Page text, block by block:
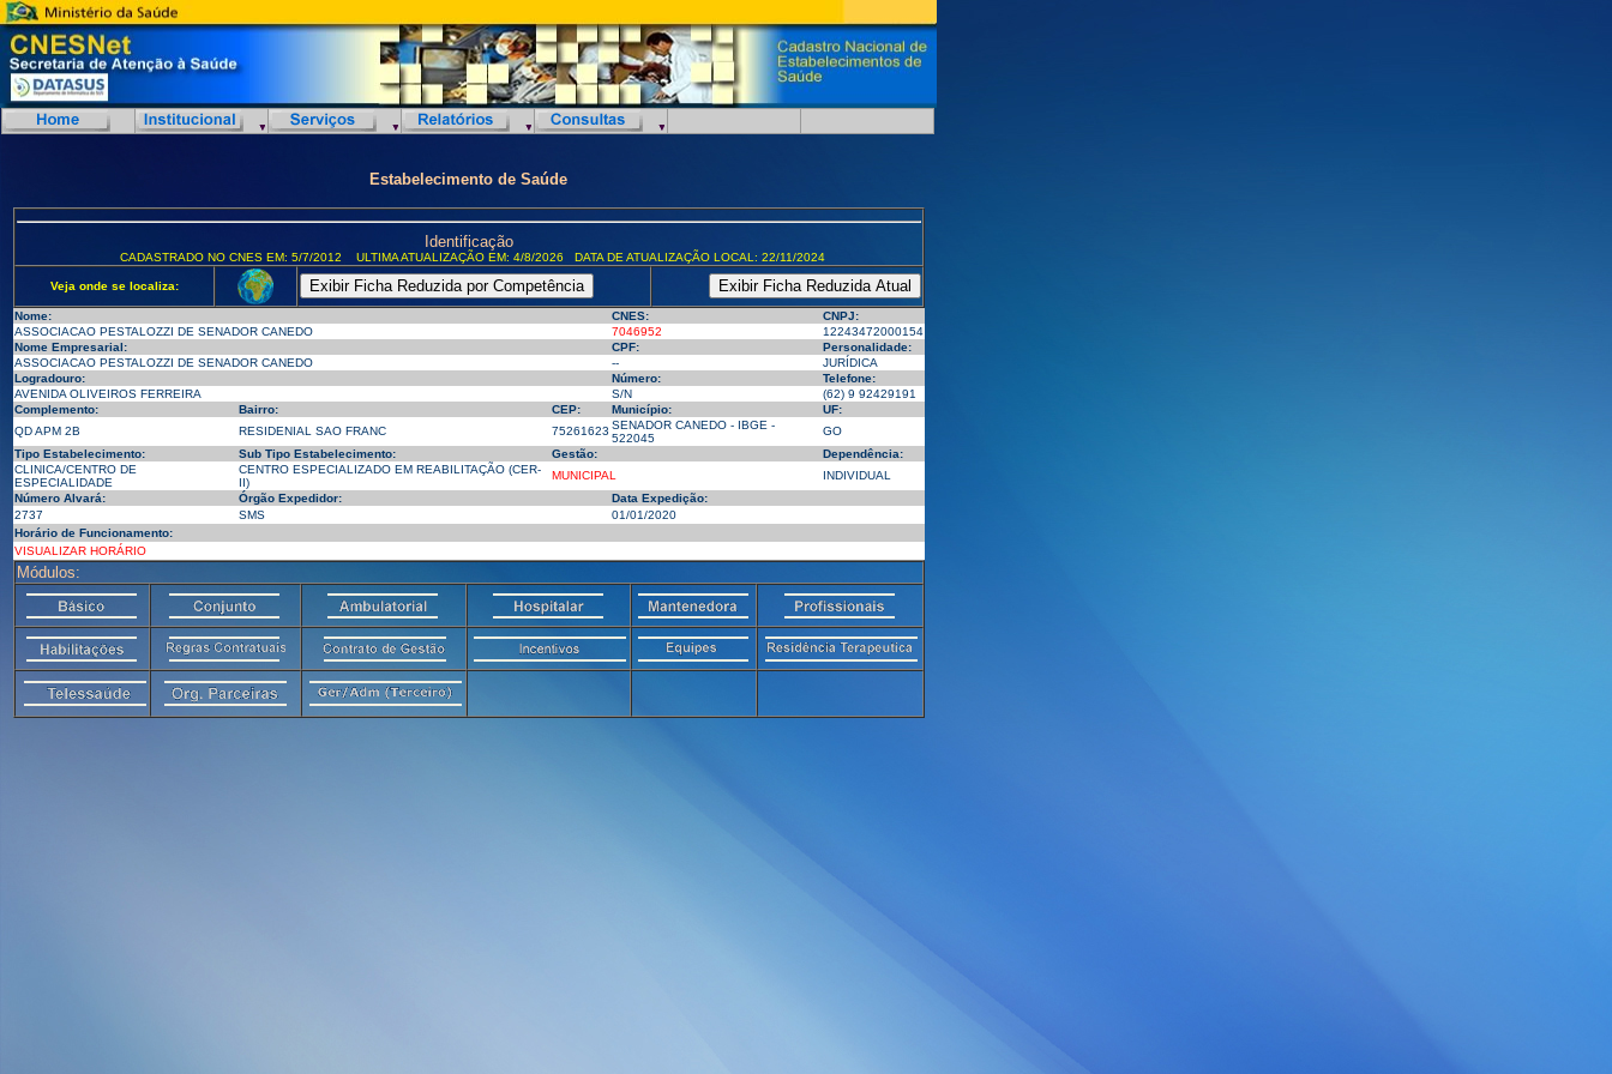
Estabelecimento de Saúde
Identificação
CADASTRADO NO CNES EM: 5/7/2012 ULTIMA ATUALIZAÇÃO EM: 4/8/2026 DATA DE ATUALIZAÇÃO LOCAL: 22/11/2024
Veja onde se localiza:
Nome: CNES:
CNPJ:
ASSOCIACAO PESTALOZZI DE SENADOR CANEDO
7046952
12243472000154
Nome Empresarial:
CPF:
Personalidade:
ASSOCIACAO PESTALOZZI DE SENADOR CANEDO
--
JURÍDICA
Logradouro:
Número:
Telefone:
AVENIDA OLIVEIROS FERREIRA
S/N
(62) 9 92429191
Complemento:
Bairro: CEP: Município:
UF:
QD APM 2B
RESIDENIAL SAO FRANC 75261623 SENADOR CANEDO - IBGE -
522045
GO
Tipo Estabelecimento:
Sub Tipo Estabelecimento: Gestão:
Dependência:
CLINICA/CENTRO DE
ESPECIALIDADE
CENTRO ESPECIALIZADO EM REABILITAÇÃO (CER-
II)
MUNICIPAL
INDIVIDUAL
Número Alvará:
Órgão Expedidor:
Data Expedição:
2737
SMS
01/01/2020
Horário de Funcionamento:
VISUALIZAR HORÁRIO
Módulos: